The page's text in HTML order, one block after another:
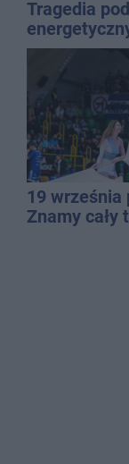
Tragedia
mężczyzny
19 września
Znamy cały